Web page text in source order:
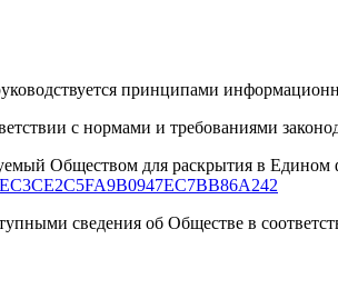
принципами
с нормами и требованиями
Обществом для раскрытия в Едином
сведения об Обществе в